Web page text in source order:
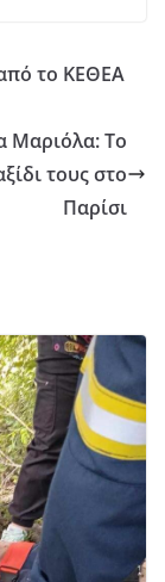
το ΚΕΘΕΑ
Μαριόλα: Το
τους στο
Παρίσι